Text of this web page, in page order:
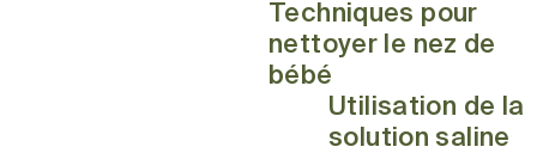
Techniques pour
nettoyer le nez de
bébé
Utilisation de la
solution saline